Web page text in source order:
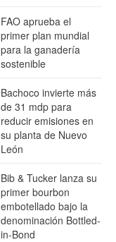
FAO aprueba el
primer plan mundial
para la ganadería
sostenible
Bachoco invierte más
de 31 mdp para
reducir emisiones en
su planta de Nuevo
León
Bib & Tucker lanza su
primer bourbon
embotellado bajo la
denominación Bottled-
in-Bond